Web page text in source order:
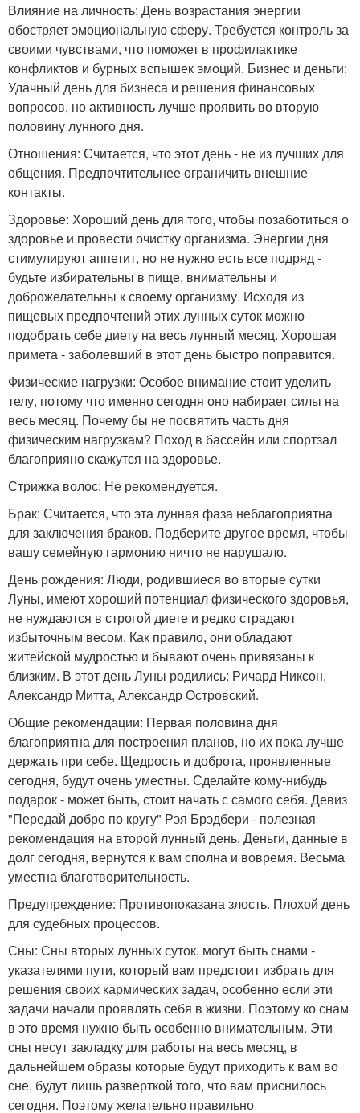
Влияние на личность: День возрастания энергии
обостряет эмоциональную сферу. Требуется контроль за
своими чувствами, что поможет в профилактике
конфликтов и бурных вспышек эмоций. Бизнес и деньги:
Удачный день для бизнеса и решения финансовых
вопросов, но активность лучше проявить во вторую
половину лунного дня.
Отношения: Считается, что этот день - не из лучших для
общения. Предпочтительнее ограничить внешние
контакты.
Здоровье: Хороший день для того, чтобы позаботиться о
здоровье и провести очистку организма. Энергии дня
стимулируют аппетит, но не нужно есть все подряд -
будьте избирательны в пище, внимательны и
доброжелательны к своему организму. Исходя из
пищевых предпочтений этих лунных суток можно
подобрать себе диету на весь лунный месяц. Хорошая
примета - заболевший в этот день быстро поправится.
Физические нагрузки: Особое внимание стоит уделить
телу, потому что именно сегодня оно набирает силы на
весь месяц. Почему бы не посвятить часть дня
физическим нагрузкам? Поход в бассейн или спортзал
благоприяно скажутся на здоровье.
Стрижка волос: Не рекомендуется.
Брак: Считается, что эта лунная фаза неблагоприятна
для заключения браков. Подберите другое время, чтобы
вашу семейную гармонию ничто не нарушало.
День рождения: Люди, родившиеся во вторые сутки
Луны, имеют хороший потенциал физического здоровья,
не нуждаются в строгой диете и редко страдают
избыточным весом. Как правило, они обладают
житейской мудростью и бывают очень привязаны к
близким. В этот день Луны родились: Ричард Никсон,
Александр Митта, Александр Островский.
Общие рекомендации: Первая половина дня
благоприятна для построения планов, но их пока лучше
держать при себе. Щедрость и доброта, проявленные
сегодня, будут очень уместны. Сделайте кому-нибудь
подарок - может быть, стоит начать с самого себя. Девиз
"Передай добро по кругу" Рэя Брэдбери - полезная
рекомендация на второй лунный день. Деньги, данные в
долг сегодня, вернутся к вам сполна и вовремя. Весьма
уместна благотворительность.
Предупреждение: Противопоказана злость. Плохой день
для судебных процессов.
Сны: Сны вторых лунных суток, могут быть снами -
указателями пути, который вам предстоит избрать для
решения своих кармических задач, особенно если эти
задачи начали проявлять себя в жизни. Поэтому ко снам
в это время нужно быть особенно внимательным. Эти
сны несут закладку для работы на весь месяц, в
дальнейшем образы которые будут приходить к вам во
сне, будут лишь разверткой того, что вам приснилось
сегодня. Поэтому желательно правильно